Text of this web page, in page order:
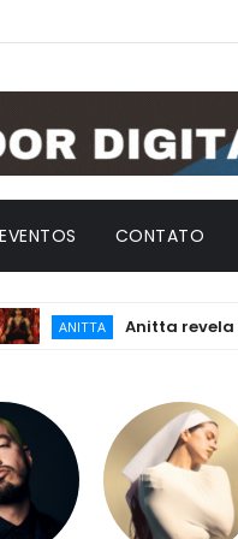
EVENTOS CONTATO
Anitta revela